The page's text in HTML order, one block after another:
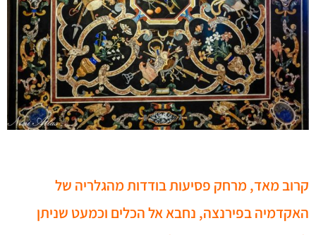
קרוב מאד, מרחק פסיעות בודדות מהגלריה של
האקדמיה בפירנצה, נחבא אל הכלים וכמעט שניתן